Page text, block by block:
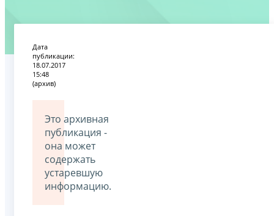
Дата
публикации:
18.07.2017
15:48
(архив)
Это архивная
публикация -
она может
содержать
устаревшую
информацию.